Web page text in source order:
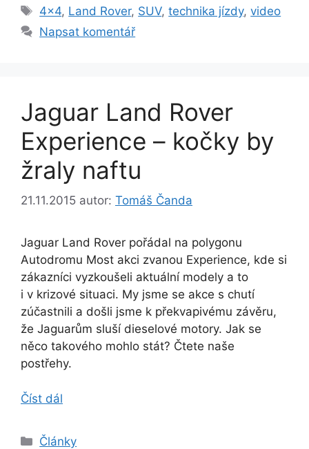
Štítky
4x4, Land Rover, SUV,technika jízdy,video
Napsat komentář
Jaguar Land Rover
Experience – kočky by
žraly naftu
21.11.2015 autor: Tomáš Čanda
Jaguar Land Rover pořádal na polygonu
Autodromu Most akci zvanou Experience, kde si
zákazníci vyzkoušeli aktuální modely a to
i v krizové situaci. My jsme se akce s chutí
zúčastnili a došli jsme k překvapivému závěru,
že Jaguarům sluší dieselové motory. Jak se
něco takového mohlo stát? Čtete naše
postřehy.
Číst dál
Rubriky
Články